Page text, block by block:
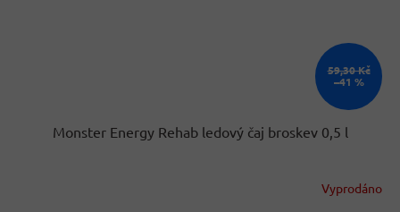
59,30 Kč
–41 %
Monster Energy Rehab ledový čaj broskev 0,5 l
Vyprodáno